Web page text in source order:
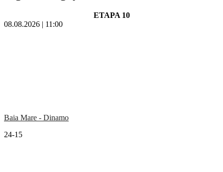
ETAPA 10
08.08.2026 | 11:00
Baia Mare - Dinamo
24-15